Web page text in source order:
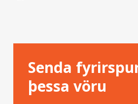
Senda
þessa vöru